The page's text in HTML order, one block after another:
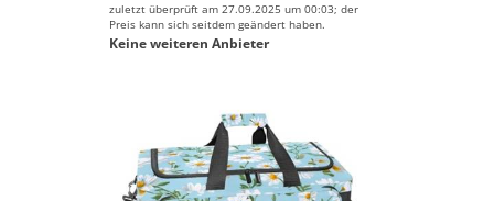
zuletzt überprüft am 27.09.2025 um 00:03; der
Preis kann sich seitdem geändert haben.
Keine weiteren Anbieter